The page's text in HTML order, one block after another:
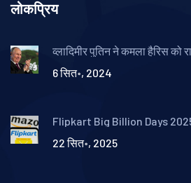
लोकप्रिय
व्लादिमीर पुतिन ने कमला हैरिस को
6 सित॰, 2024
Flipkart Big Billion Days
तैयार?
22 सित॰, 2025